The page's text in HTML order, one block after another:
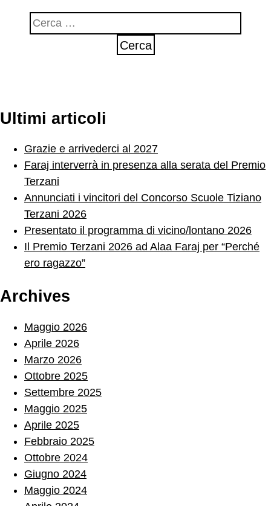
Ricerca
per:
Ultimi articoli
Grazie e arrivederci al 2027
Faraj interverrà in presenza alla serata del Premio
Terzani
Annunciati i vincitori del Concorso Scuole Tiziano
Terzani 2026
Presentato il programma di vicino/lontano 2026
Il Premio Terzani 2026 ad Alaa Faraj per “Perché
ero ragazzo”
Archives
Maggio 2026
Aprile 2026
Marzo 2026
Ottobre 2025
Settembre 2025
Maggio 2025
Aprile 2025
Febbraio 2025
Ottobre 2024
Giugno 2024
Maggio 2024